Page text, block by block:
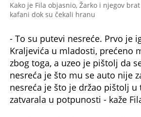
Kako je Fila objasnio, Žarko i njegov
kafani dok su čekali hranu
- To su putevi nesreće. Prvo je
Kraljevića u mladosti, prećeno
zbog toga, a uzeo je pištolj da
nesreća je što mu se auto nije
nesreća je što je držao pištolj u
zatvarala u potpunosti - kaže